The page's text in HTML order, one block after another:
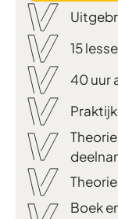
15
40 uur
Boek